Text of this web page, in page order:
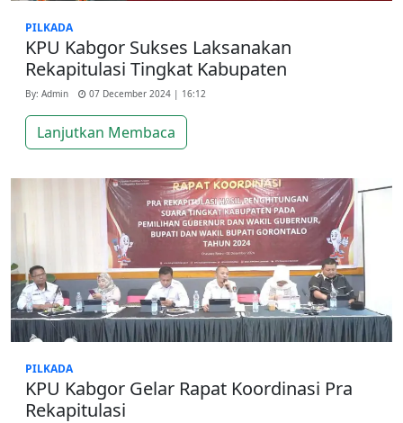
PILKADA
KPU Kabgor Sukses Laksanakan
Rekapitulasi Tingkat Kabupaten
By: Admin 07 December 2024 | 16:12
Lanjutkan Membaca
PILKADA
KPU Kabgor Gelar Rapat Koordinasi Pra
Rekapitulasi